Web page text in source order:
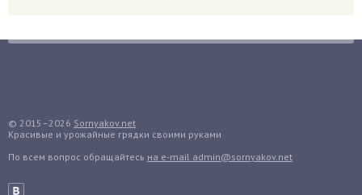
Груши
Дайкон
Декабрист
© 2015–2026 Sornyakov.net
Красивые и урожайные грядки своими руками
По всем вопрос обращайтесь на e-mail admin@sornyakov.net